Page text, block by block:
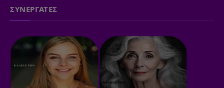
ΣΥΝΕΡΓΑΤΕΣ